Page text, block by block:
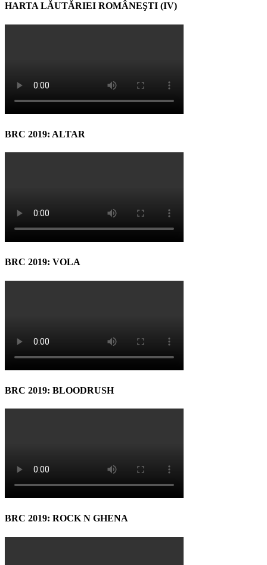
HARTA LĂUTĂRIEI ROMÂNEŞTI (IV)
BRC 2019: ALTAR
BRC 2019: VOLA
BRC 2019: BLOODRUSH
BRC 2019: ROCK N GHENA